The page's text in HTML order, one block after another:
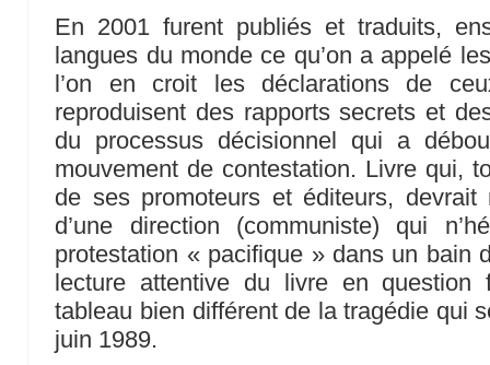
En 2001 furent publiés et traduits,
langues du monde ce qu’on a appelé
l’on en croit les déclarations de
reproduisent des rapports secrets et
du processus décisionnel qui a
mouvement de contestation. Livre qui,
de ses promoteurs et éditeurs, devrait
d’une direction (communiste) qui
protestation « pacifique » dans un bain
lecture attentive du livre en question
tableau bien différent de la tragédie qui
juin 1989.